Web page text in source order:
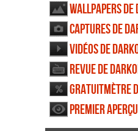
Wallpapers de
Captures de
Vidéos de
Revue de
Gratuitmètre
Premier
Reloaded